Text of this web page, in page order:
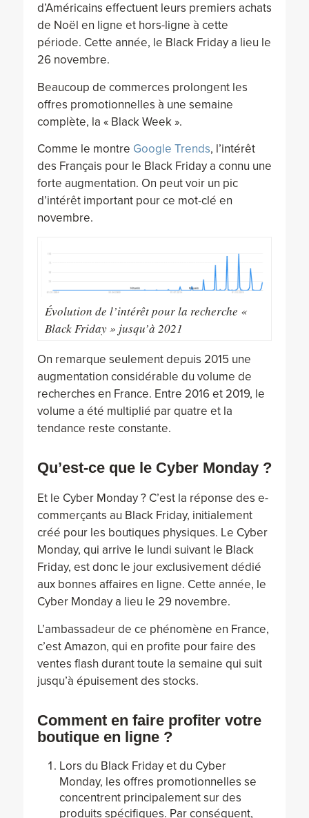
d’Américains effectuent leurs premiers achats
de Noël en ligne et hors-ligne à cette
période. Cette année, le Black Friday a lieu le
26 novembre.
Beaucoup de commerces prolongent les
offres promotionnelles à une semaine
complète, la « Black Week ».
Comme le montre Google Trends, l’intérêt
des Français pour le Black Friday a connu une
forte augmentation. On peut voir un pic
d’intérêt important pour ce mot-clé en
novembre.
Évolution de l’intérêt pour la recherche «
Black Friday » jusqu’à 2021
On remarque seulement depuis 2015 une
augmentation considérable du volume de
recherches en France. Entre 2016 et 2019, le
volume a été multiplié par quatre et la
tendance reste constante.
Qu’est-ce que le Cyber Monday ?
Et le Cyber Monday ? C’est la réponse des e-
commerçants au Black Friday, initialement
créé pour les boutiques physiques. Le Cyber
Monday, qui arrive le lundi suivant le Black
Friday, est donc le jour exclusivement dédié
aux bonnes affaires en ligne. Cette année, le
Cyber Monday a lieu le 29 novembre.
L’ambassadeur de ce phénomène en France,
c’est Amazon, qui en profite pour faire des
ventes flash durant toute la semaine qui suit
jusqu’à épuisement des stocks.
Comment en faire profiter votre
boutique en ligne ?
Lors du Black Friday et du Cyber
Monday, les offres promotionnelles se
concentrent principalement sur des
produits spécifiques. Par conséquent,